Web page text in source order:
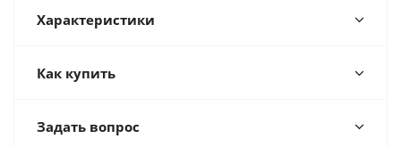
Характеристики
Как купить
Задать вопрос